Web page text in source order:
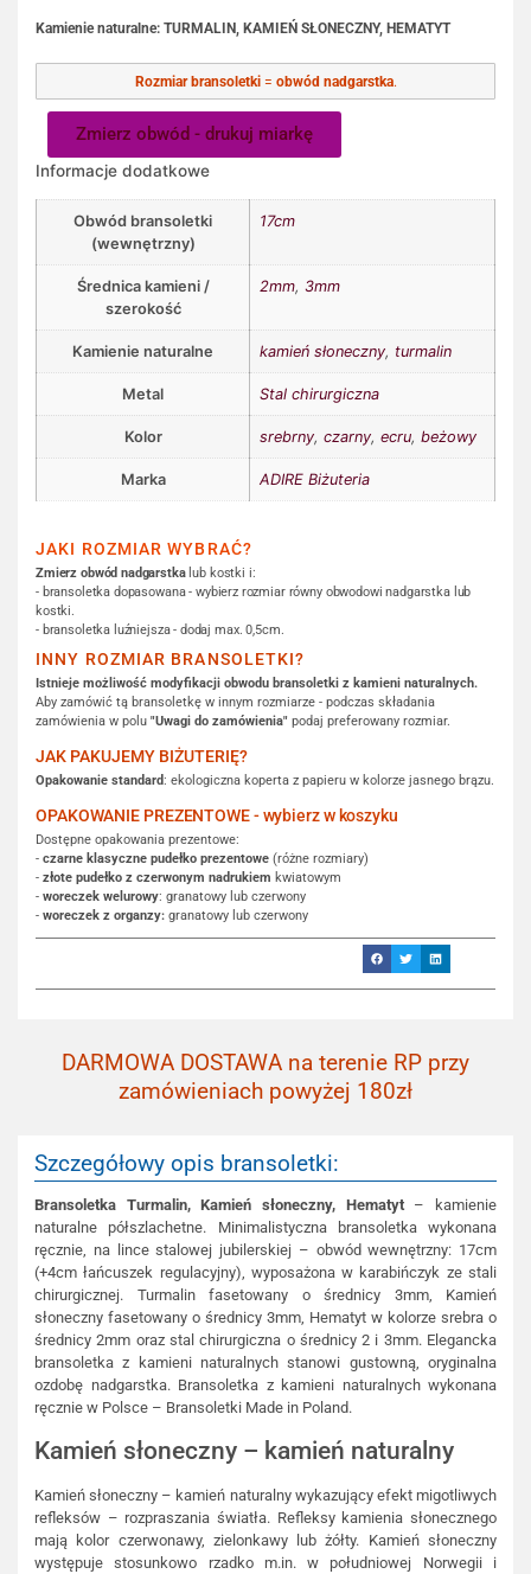
Kamienie naturalne: TURMALIN, KAMIEŃ SŁONECZNY, HEMATYT
Rozmiar bransoletki= obwód nadgarstka.
Zmierz obwód - drukuj miarkę
Informacje dodatkowe
Obwód bransoletki
(wewnętrzny)
17cm
Średnica kamieni /
szerokość
2mm, 3mm
Kamienie naturalne kamień słoneczny, turmalin
Metal Stal chirurgiczna
Kolor srebrny, czarny, ecru, beżowy
Marka ADIRE Biżuteria
JAKI ROZMIAR WYBRAĆ?
Zmierz obwód nadgarstkalub kostki i:
- bransoletka dopasowana - wybierz rozmiar równy obwodowi nadgarstka lub
kostki.
- bransoletka luźniejsza - dodaj max. 0,5cm.
INNY ROZMIAR BRANSOLETKI?
Istnieje możliwość modyfikacji obwodu bransoletki z kamieni naturalnych.
Aby zamówić tą bransoletkę w innym rozmiarze - podczas składania
zamówienia w polu "Uwagi do zamówienia" podaj preferowany rozmiar.
JAK PAKUJEMY BIŻUTERIĘ?
Opakowanie standard: ekologiczna koperta z papieru w kolorze jasnego brązu.
OPAKOWANIE PREZENTOWE - wybierz w koszyku
Dostępne opakowania prezentowe:
- czarne klasyczne pudełko prezentowe (różne rozmiary)
- złote pudełko z czerwonym nadrukiem kwiatowym
- woreczek welurowy: granatowy lub czerwony
- woreczek z organzy: granatowy lub czerwony
DARMOWA DOSTAWA na terenie RP przy
zamówieniach powyżej 180zł
Szczegółowy opis bransoletki:
Bransoletka Turmalin, Kamień słoneczny, Hematyt – kamienie
naturalne półszlachetne. Minimalistyczna bransoletka wykonana
ręcznie, na lince stalowej jubilerskiej – obwód wewnętrzny: 17cm
(+4cm łańcuszek regulacyjny), wyposażona w karabińczyk ze stali
chirurgicznej. Turmalin fasetowany o średnicy 3mm, Kamień
słoneczny fasetowany o średnicy 3mm, Hematyt w kolorze srebra o
średnicy 2mm oraz stal chirurgiczna o średnicy 2 i 3mm. Elegancka
bransoletka z kamieni naturalnych stanowi gustowną, oryginalna
ozdobę nadgarstka. Bransoletka z kamieni naturalnych wykonana
ręcznie w Polsce – Bransoletki Made in Poland.
Kamień słoneczny – kamień naturalny
Kamień słoneczny – kamień naturalny wykazujący efekt migotliwych
refleksów – rozpraszania światła. Refleksy kamienia słonecznego
mają kolor czerwonawy, zielonkawy lub żółty. Kamień słoneczny
występuje stosunkowo rzadko m.in. w południowej Norwegii i